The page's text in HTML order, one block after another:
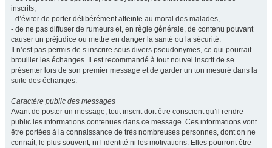
inscrits,
- d’éviter de porter délibérément atteinte au moral des malades,
- de ne pas diffuser de rumeurs et, en règle générale, de contenu pouvant
causer un préjudice ou mettre en danger la santé ou la sécurité.
Il n’est pas permis de s’inscrire sous divers pseudonymes, ce qui pourrait
brouiller les échanges. Il est recommandé à tout nouvel inscrit de se
présenter lors de son premier message et de garder un ton mesuré dans la
suite des échanges.
Caractère public des messages
Avant de poster un message, tout inscrit doit être conscient qu’il rendre
public les informations contenues dans ce message. Ces informations vont
être portées à la connaissance de très nombreuses personnes, dont on ne
connaît, le plus souvent, ni l’identité ni les motivations. Elles pourront être